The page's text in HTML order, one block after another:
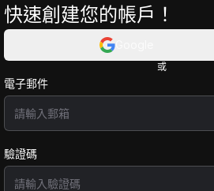
快速創建您的帳戶！
Google
或
電子郵件
驗證碼